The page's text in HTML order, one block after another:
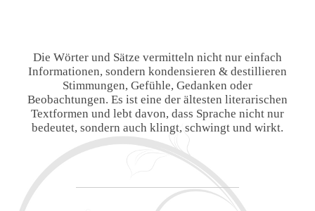
Die Wörter und Sätze vermitteln nicht nur einfach
Informationen, sondern kondensieren & destillieren
Stimmungen, Gefühle, Gedanken oder
Beobachtungen. Es ist eine der ältesten literarischen
Textformen und lebt davon, dass Sprache nicht nur
bedeutet, sondern auch klingt, schwingt und wirkt.